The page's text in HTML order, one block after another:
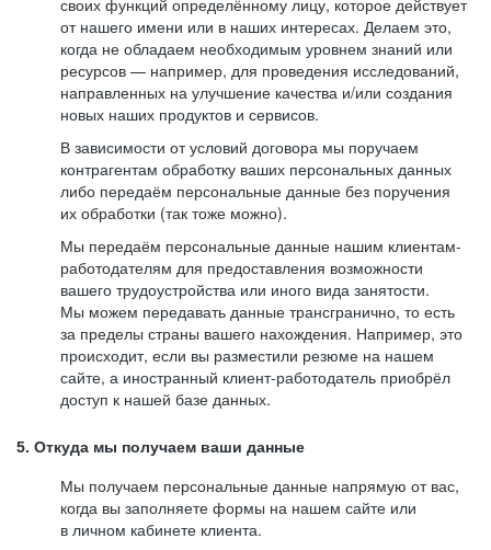
своих функций определённому лицу, которое действует
от нашего имени или в наших интересах. Делаем это,
когда не обладаем необходимым уровнем знаний или
ресурсов — например, для проведения исследований,
направленных на улучшение качества и/или создания
новых наших продуктов и сервисов.
В зависимости от условий договора мы поручаем
контрагентам обработку ваших персональных данных
либо передаём персональные данные без поручения
их обработки (так тоже можно).
Мы передаём персональные данные нашим клиентам-
работодателям для предоставления возможности
вашего трудоустройства или иного вида занятости.
Мы можем передавать данные трансгранично, то есть
за пределы страны вашего нахождения. Например, это
происходит, если вы разместили резюме на нашем
сайте, а иностранный клиент-работодатель приобрёл
доступ к нашей базе данных.
5. Откуда мы получаем ваши данные
Мы получаем персональные данные напрямую от вас,
когда вы заполняете формы на нашем сайте или
в личном кабинете клиента.